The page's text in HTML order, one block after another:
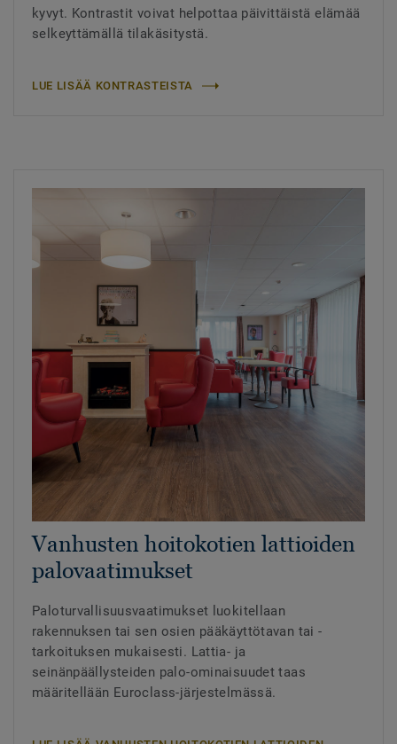
kyvyt. Kontrastit voivat helpottaa päivittäistä elämää
selkeyttämällä tilakäsitystä.
LUE LISÄÄ KONTRASTEISTA
Vanhusten hoitokotien lattioiden
palovaatimukset
Paloturvallisuusvaatimukset luokitellaan
rakennuksen tai sen osien pääkäyttötavan tai -
tarkoituksen mukaisesti. Lattia- ja
seinänpäällysteiden palo-ominaisuudet taas
määritellään Euroclass-järjestelmässä.